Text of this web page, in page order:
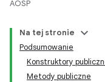
AOSP
Na tej stronie
Podsumowanie
Konstruktory
Metody publiczne